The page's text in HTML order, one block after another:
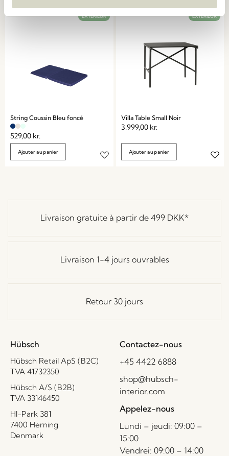
EXTÉRIEUR
String Coussin Bleu foncé
529,00 kr.
Ajouter au panier
EXTÉRIEUR
Villa Table Small Noir
3.999,00 kr.
Ajouter au panier
Livraison gratuite à partir de 499 DKK*
Livraison 1-4 jours ouvrables
Retour 30 jours
Hübsch
Hübsch Retail ApS (B2C)
TVA 41732350
Hübsch A/S (B2B)
TVA 33146450
HI-Park 381
7400 Herning
Denmark
Contactez-nous
+45 4422 6888
shop@hubsch-
interior.com
Appelez-nous
Lundi – jeudi: 09:00 –
15:00
Vendrei: 09:00 – 14:00